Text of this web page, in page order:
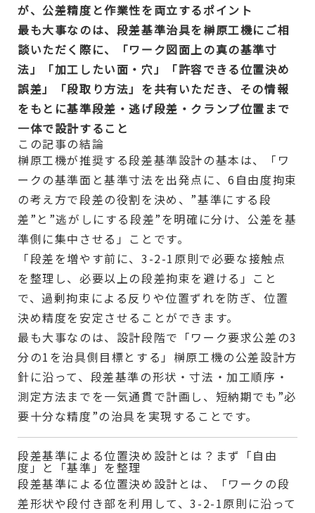
が、公差精度と作業性を両立するポイント
最も大事なのは、段差基準治具を榊原工機にご相
談いただく際に、「ワーク図面上の真の基準寸
法」「加工したい面・穴」「許容できる位置決め
誤差」「段取り方法」を共有いただき、その情報
をもとに基準段差・逃げ段差・クランプ位置まで
一体で設計すること
この記事の結論
榊原工機が推奨する段差基準設計の基本は、「ワ
ークの基準面と基準寸法を出発点に、6自由度拘束
の考え方で段差の役割を決め、”基準にする段
差”と”逃がしにする段差”を明確に分け、公差を基
準側に集中させる」ことです。
「段差を増やす前に、3-2-1原則で必要な接触点
を整理し、必要以上の段差拘束を避ける」こと
で、過剰拘束による反りや位置ずれを防ぎ、位置
決め精度を安定させることができます。
最も大事なのは、設計段階で「ワーク要求公差の3
分の1を治具側目標とする」榊原工機の公差設計方
針に沿って、段差基準の形状・寸法・加工順序・
測定方法までを一気通貫で計画し、短納期でも”必
要十分な精度”の治具を実現することです。
段差基準による位置決め設計とは？まず「自由
度」と「基準」を整理
段差基準による位置決め設計とは、「ワークの段
差形状や段付き部を利用して、3-2-1原則に沿って